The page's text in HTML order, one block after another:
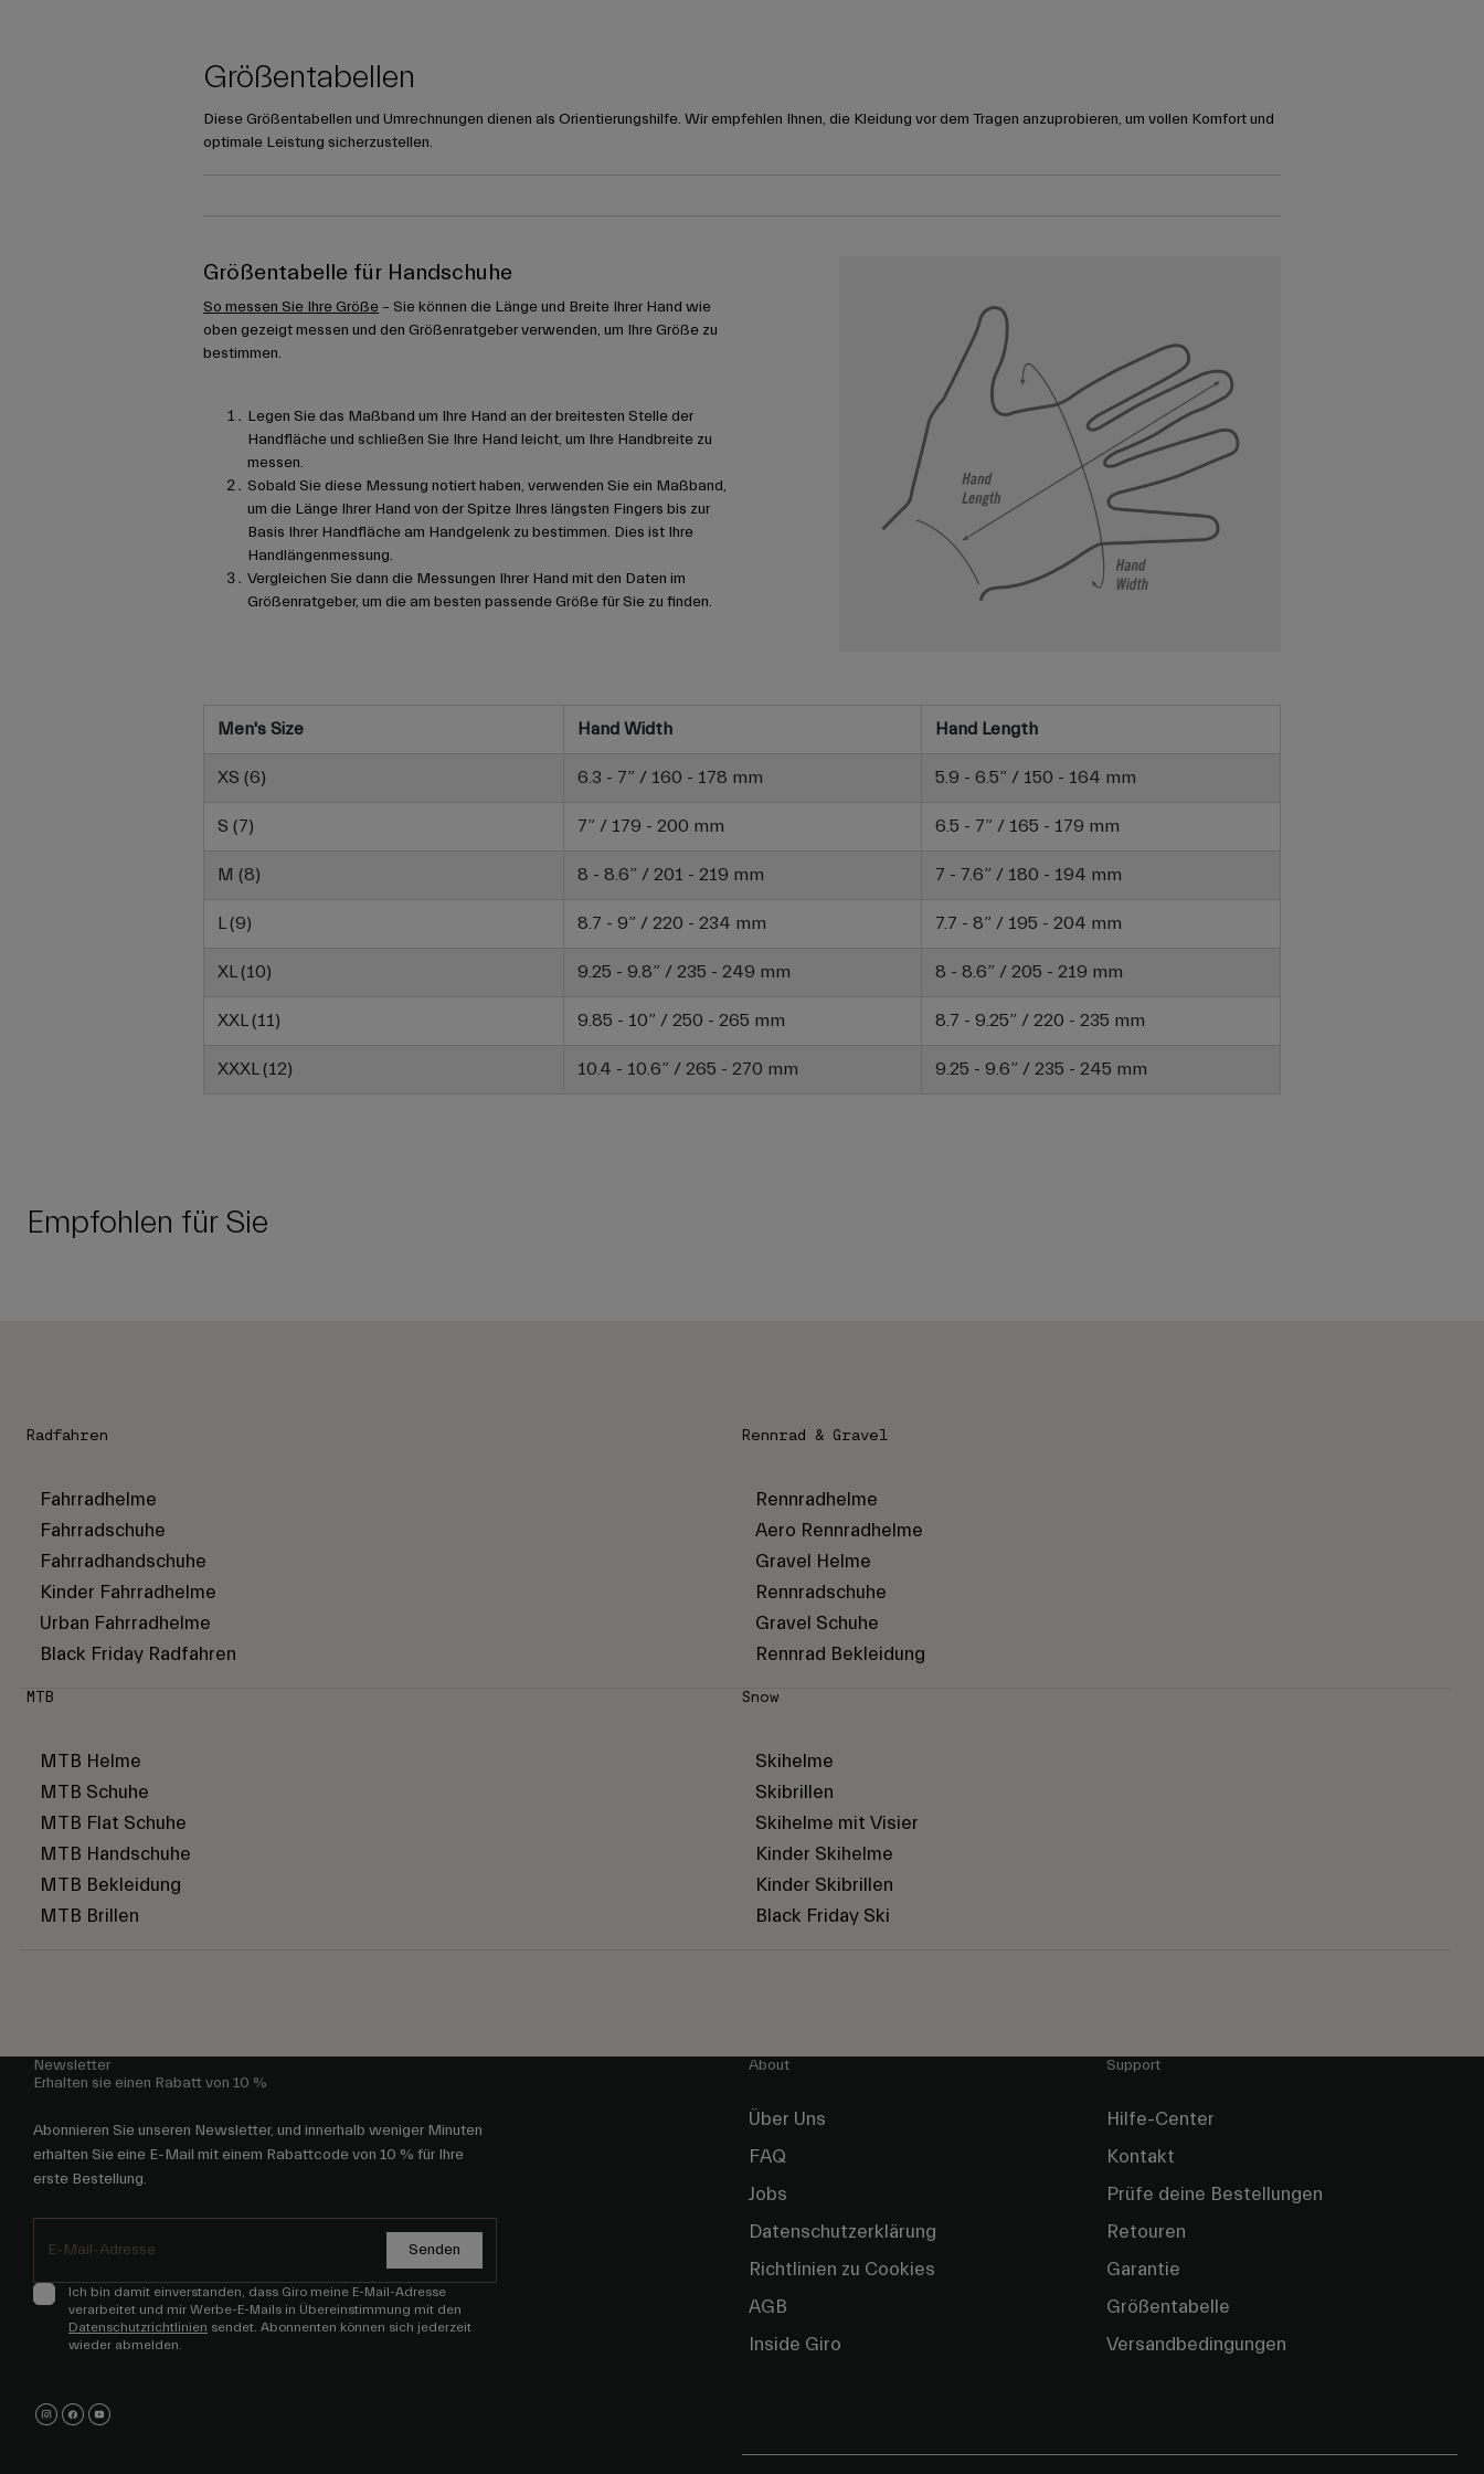
Größentabellen
Diese Größentabellen und Umrechnungen dienen als Orientierungshilfe. Wir empfehlen Ihnen, die Kleidung vor dem Tragen anzuprobieren, um vollen Komfort und
optimale Leistung sicherzustellen.
Größentabelle für Handschuhe
So messen Sie Ihre Größe – Sie können die Länge und Breite Ihrer Hand wie
oben gezeigt messen und den Größenratgeber verwenden, um Ihre Größe zu
bestimmen.
Legen Sie das Maßband um Ihre Hand an der breitesten Stelle der
Handfläche und schließen Sie Ihre Hand leicht, um Ihre Handbreite zu
messen.
Sobald Sie diese Messung notiert haben, verwenden Sie ein Maßband,
um die Länge Ihrer Hand von der Spitze Ihres längsten Fingers bis zur
Basis Ihrer Handfläche am Handgelenk zu bestimmen. Dies ist Ihre
Handlängenmessung.
Vergleichen Sie dann die Messungen Ihrer Hand mit den Daten im
Größenratgeber, um die am besten passende Größe für Sie zu finden.
Men's Size Hand Width Hand Length
XS (6) 6.3 - 7” / 160 - 178 mm 5.9 - 6.5” / 150 - 164 mm
S (7) 7” / 179 - 200 mm 6.5 - 7” / 165 - 179 mm
M (8) 8 - 8.6” / 201 - 219 mm 7 - 7.6” / 180 - 194 mm
L (9) 8.7 - 9” / 220 - 234 mm 7.7 - 8” / 195 - 204 mm
XL (10) 9.25 - 9.8” / 235 - 249 mm 8 - 8.6” / 205 - 219 mm
XXL (11) 9.85 - 10” / 250 - 265 mm 8.7 - 9.25” / 220 - 235 mm
XXXL (12) 10.4 - 10.6” / 265 - 270 mm 9.25 - 9.6” / 235 - 245 mm
Empfohlen für Sie
Radfahren
Fahrradhelme
Fahrradschuhe
Fahrradhandschuhe
Kinder Fahrradhelme
Urban Fahrradhelme
Black Friday Radfahren
Rennrad & Gravel
Rennradhelme
Aero Rennradhelme
Gravel Helme
Rennradschuhe
Gravel Schuhe
Rennrad Bekleidung
MTB
MTB Helme
MTB Schuhe
MTB Flat Schuhe
MTB Handschuhe
MTB Bekleidung
MTB Brillen
Snow
Skihelme
Skibrillen
Skihelme mit Visier
Kinder Skihelme
Kinder Skibrillen
Black Friday Ski
Newsletter
Erhalten sie einen Rabatt von 10 %
Abonnieren Sie unseren Newsletter, und innerhalb weniger Minuten
erhalten Sie eine E-Mail mit einem Rabattcode von 10 % für Ihre
erste Bestellung.
Senden
Ich bin damit einverstanden, dass Giro meine E-Mail-Adresse
verarbeitet und mir Werbe-E-Mails in Übereinstimmung mit den
Datenschutzrichtlinien sendet. Abonnenten können sich jederzeit
wieder abmelden.
About
Über Uns
FAQ
Jobs
Datenschutzerklärung
Richtlinien zu Cookies
AGB
Inside Giro
Support
Hilfe-Center
Kontakt
Prüfe deine Bestellungen
Retouren
Garantie
Größentabelle
Versandbedingungen